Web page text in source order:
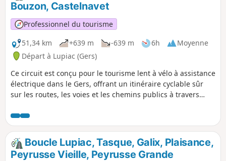
Bouzon, Castelnavet
Professionnel du tourisme
51,34 km
+639 m -639 m 6h
Moyenne
Départ à Lupiac (Gers)
Ce circuit est conçu pour le tourisme lent à vélo à assistance
électrique dans le Gers, offrant un itinéraire cyclable sûr
sur les routes, les voies et les chemins publics à travers
en passant par de belles campagnes, villages et vignobles
de Saint-Mont. C'est un long parcours, cependant l'effort en
vaut la peine !
Boucle Lupiac, Tasque, Galix, Plaisance,
Peyrusse Vieille, Peyrusse Grande